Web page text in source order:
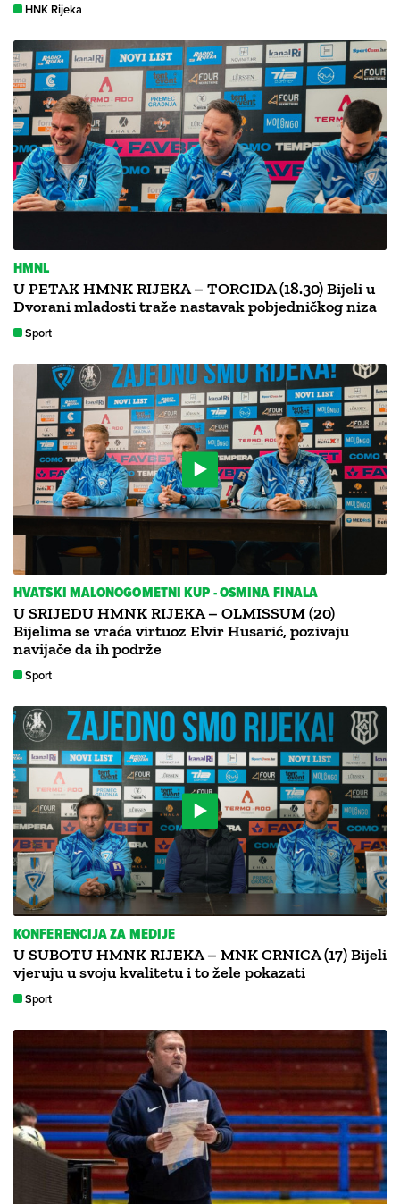
HNK Rijeka
HMNL
U PETAK HMNK RIJEKA – TORCIDA (18.30) Bijeli u
Dvorani mladosti traže nastavak pobjedničkog niza
Sport
HVATSKI MALONOGOMETNI KUP - OSMINA FINALA
U SRIJEDU HMNK RIJEKA – OLMISSUM (20)
Bijelima se vraća virtuoz Elvir Husarić, pozivaju
navijače da ih podrže
Sport
KONFERENCIJA ZA MEDIJE
U SUBOTU HMNK RIJEKA – MNK CRNICA (17) Bijeli
vjeruju u svoju kvalitetu i to žele pokazati
Sport